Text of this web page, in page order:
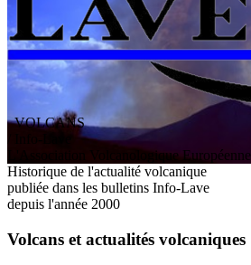
VOLCANS
ssociation V olcanologiqueEuropéenne
Historique de l'actualité volcanique
publiée dans les bulletins Info-Lave
depuis l'année 2000
Volcans et actualités volcaniques